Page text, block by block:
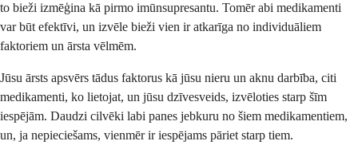
to bieži izmēģina kā pirmo imūnsupresantu. Tomēr abi medikamenti
var būt efektīvi, un izvēle bieži vien ir atkarīga no individuāliem
faktoriem un ārsta vēlmēm.
Jūsu ārsts apsvērs tādus faktorus kā jūsu nieru un aknu darbība, citi
medikamenti, ko lietojat, un jūsu dzīvesveids, izvēloties starp šīm
iespējām. Daudzi cilvēki labi panes jebkuru no šiem medikamentiem,
un, ja nepieciešams, vienmēr ir iespējams pāriet starp tiem.